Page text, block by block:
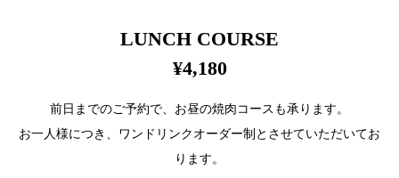
LUNCH COURSE
¥4,180
前日までのご予約で、お昼の焼肉コースも承ります。
お一人様につき、ワンドリンクオーダー制とさせていただいてお
ります。